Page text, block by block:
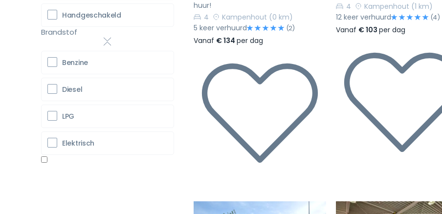
huur!
4
Kampenhout (0 km)
5 keer verhuurd
(2)
Vanaf € 134 per dag
4
Kampenhout (1 km)
12 keer verhuurd
(4)
Vanaf € 103 per dag
Handgeschakeld
Brandstof
Benzine
Diesel
LPG
Elektrisch